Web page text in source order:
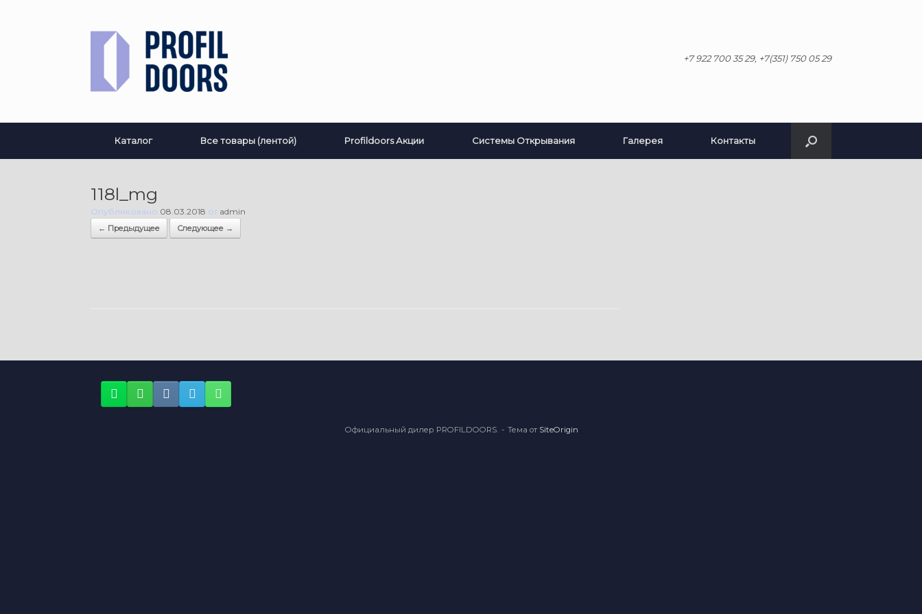
+7 922 700 35 29, +7(351) 750 05 29
Каталог Все товары (лентой) Profildoors Акции Системы Открывания Галерея Контакты
118l_mg
Опубликовано 08.03.2018 от admin
← Предыдущее Следующее →
Официальный дилер PROFILDOORS. Тема от SiteOrigin